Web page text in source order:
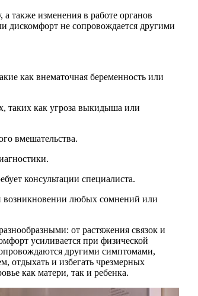
также изменения в работе органов
дискомфорт не сопровождается другими
как внематочная беременность или
таких как угроза выкидыша или
вмешательства.
консультации специалиста.
возникновении любых сомнений или
от растяжения связок и
усиливается при физической
другими симптомами,
отдыхать и избегать чрезмерных
как матери, так и ребенка.